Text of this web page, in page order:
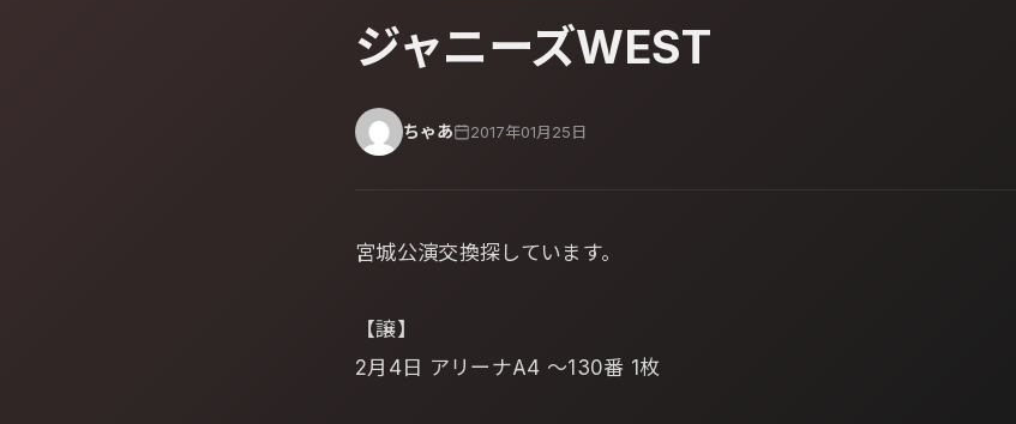
ジャニーズWEST
ちゃあ 2017年01月25日
宮城公演交換探しています。
【譲】
2月4日 アリーナA4 ～130番 1枚